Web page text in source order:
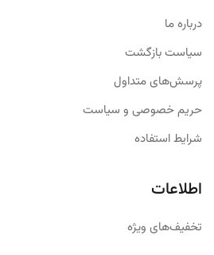
درباره ما
سیاست بازگشت
پرسش‌های متداول
حریم خصوصی و سیاست
شرایط استفاده
اطلاعات
تخفیف‌های ویژه